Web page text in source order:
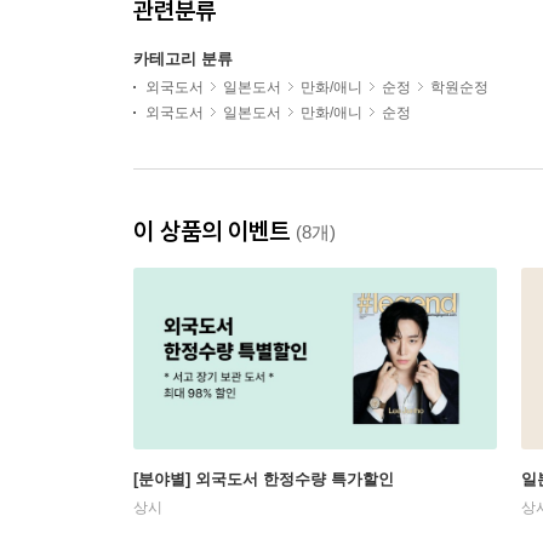
관련분류
카테고리 분류
외국도서 일본도서 만화/애니 순정
학원순정
외국도서
일본도서 만화/애니 순정
이 상품의 이벤트 (8개)
[분야별] 외국도서 한정수량 특가할인
상시
일
상